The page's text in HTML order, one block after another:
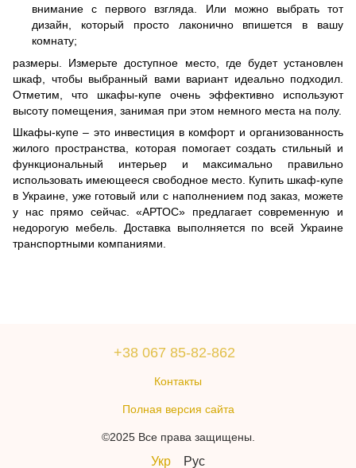
внимание с первого взгляда. Или можно выбрать тот
дизайн, который просто лаконично впишется в вашу
комнату;
размеры. Измерьте доступное место, где будет установлен
шкаф, чтобы выбранный вами вариант идеально подходил.
Отметим, что шкафы-купе очень эффективно используют
высоту помещения, занимая при этом немного места на полу.
Шкафы-купе – это инвестиция в комфорт и организованность
жилого пространства, которая помогает создать стильный и
функциональный интерьер и максимально правильно
использовать имеющееся свободное место. Купить шкаф-купе
в Украине, уже готовый или с наполнением под заказ, можете
у нас прямо сейчас. «АРТОС» предлагает современную и
недорогую мебель. Доставка выполняется по всей Украине
транспортными компаниями.
+38 067 85-82-862
Контакты
Полная версия сайта
©2025 Все права защищены.
Укр Рус